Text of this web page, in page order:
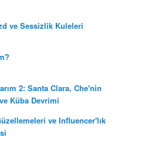
ve Sessizlik Kuleleri
2: Santa Clara, Che'nin
Küba Devrimi
ve Influencer'lık